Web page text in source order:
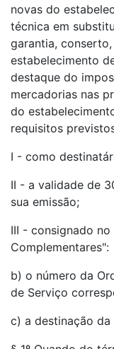
novas do
técnica em
garantia,
estabelecimento
destaque do
mercadorias nas
do
requisitos
I - como
II - a validade de
sua emissão;
III - consignado
Complementares":
b) o número da
de Serviço
c) a destinação da